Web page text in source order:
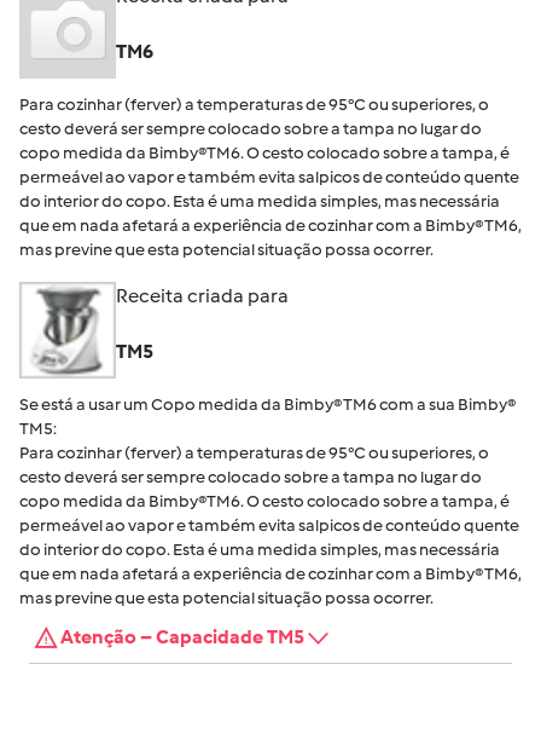
TM6
Para cozinhar (ferver) a temperaturas de 95°C ou superiores, o
cesto deverá ser sempre colocado sobre a tampa no lugar do
copo medida da Bimby®TM6. O cesto colocado sobre a tampa, é
permeável ao vapor e também evita salpicos de conteúdo quente
do interior do copo. Esta é uma medida simples, mas necessária
que em nada afetará a experiência de cozinhar com a Bimby® TM6,
mas previne que esta potencial situação possa ocorrer.
Receita criada para
TM5
Se está a usar um Copo medida da Bimby® TM6 com a sua Bimby®
TM5:
Para cozinhar (ferver) a temperaturas de 95°C ou superiores, o
cesto deverá ser sempre colocado sobre a tampa no lugar do
copo medida da Bimby®TM6. O cesto colocado sobre a tampa, é
permeável ao vapor e também evita salpicos de conteúdo quente
do interior do copo. Esta é uma medida simples, mas necessária
que em nada afetará a experiência de cozinhar com a Bimby® TM6,
mas previne que esta potencial situação possa ocorrer.
Atenção – Capacidade TM5